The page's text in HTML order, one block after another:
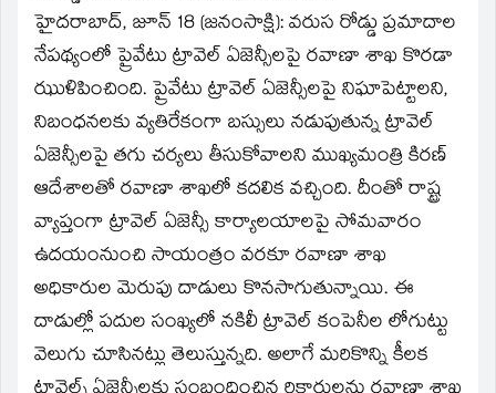
హైదరాబాద్‌, జూన్‌ 18 (జనంసాక్షి): వరుస రోడ్డు ప్రమాదాల
నేపథ్యంలో ప్రైవేటు ట్రావెల్‌ ఏజెన్సీలపై రవాణా శాఖ కొరడా
ఝుళిపించింది. ప్రైవేటు ట్రావెల్‌ ఏజెన్సీలపై నిఘాపెట్టాలని,
నిబంధనలకు వ్యతిరేకంగా బస్సులు నడుపుతున్న ట్రావెల్‌
ఏజెన్సీలపై తగు చర్యలు తీసుకోవాలని ముఖ్యమంత్రి కిరణ్‌
ఆదేశాలతో రవాణా శాఖలో కదలిక వచ్చింది. దీంతో రాష్ట్ర
వ్యాప్తంగా ట్రావెల్‌ ఏజెన్సీ కార్యాలయాలపై సోమవారం
ఉదయంనుంచి సాయంత్రం వరకూ రవాణా శాఖ
అధికారుల మెరుపు దాడులు కొనసాగుతున్నాయి. ఈ
దాడుల్లో పదుల సంఖ్యలో నకిలీ ట్రావెల్‌ కంపెనీల లోగుట్టు
వెలుగు చూసినట్లు తెలుస్తున్నది. అలాగే మరికొన్ని కీలక